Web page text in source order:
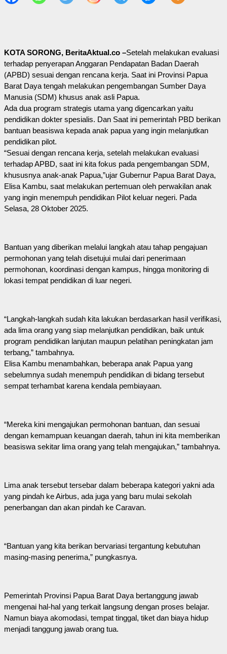
KOTA SORONG, BeritaAktual.co –Setelah melakukan evaluasi
terhadap penyerapan Anggaran Pendapatan Badan Daerah
(APBD) sesuai dengan rencana kerja. Saat ini Provinsi Papua
Barat Daya tengah melakukan pengembangan Sumber Daya
Manusia (SDM) khusus anak asli Papua.
Ada dua program strategis utama yang digencarkan yaitu
pendidikan dokter spesialis. Dan Saat ini pemerintah PBD berikan
bantuan beasiswa kepada anak papua yang ingin melanjutkan
pendidikan pilot.
“Sesuai dengan rencana kerja, setelah melakukan evaluasi
terhadap APBD, saat ini kita fokus pada pengembangan SDM,
khususnya anak-anak Papua,”ujar Gubernur Papua Barat Daya,
Elisa Kambu, saat melakukan pertemuan oleh perwakilan anak
yang ingin menempuh pendidikan Pilot keluar negeri. Pada
Selasa, 28 Oktober 2025.
Bantuan yang diberikan melalui langkah atau tahap pengajuan
permohonan yang telah disetujui mulai dari penerimaan
permohonan, koordinasi dengan kampus, hingga monitoring di
lokasi tempat pendidikan di luar negeri.
“Langkah-langkah sudah kita lakukan berdasarkan hasil verifikasi,
ada lima orang yang siap melanjutkan pendidikan, baik untuk
program pendidikan lanjutan maupun pelatihan peningkatan jam
terbang,” tambahnya.
Elisa Kambu menambahkan, beberapa anak Papua yang
sebelumnya sudah menempuh pendidikan di bidang tersebut
sempat terhambat karena kendala pembiayaan.
“Mereka kini mengajukan permohonan bantuan, dan sesuai
dengan kemampuan keuangan daerah, tahun ini kita memberikan
beasiswa sekitar lima orang yang telah mengajukan,” tambahnya.
Lima anak tersebut tersebar dalam beberapa kategori yakni ada
yang pindah ke Airbus, ada juga yang baru mulai sekolah
penerbangan dan akan pindah ke Caravan.
“Bantuan yang kita berikan bervariasi tergantung kebutuhan
masing-masing penerima,” pungkasnya.
Pemerintah Provinsi Papua Barat Daya bertanggung jawab
mengenai hal-hal yang terkait langsung dengan proses belajar.
Namun biaya akomodasi, tempat tinggal, tiket dan biaya hidup
menjadi tanggung jawab orang tua.